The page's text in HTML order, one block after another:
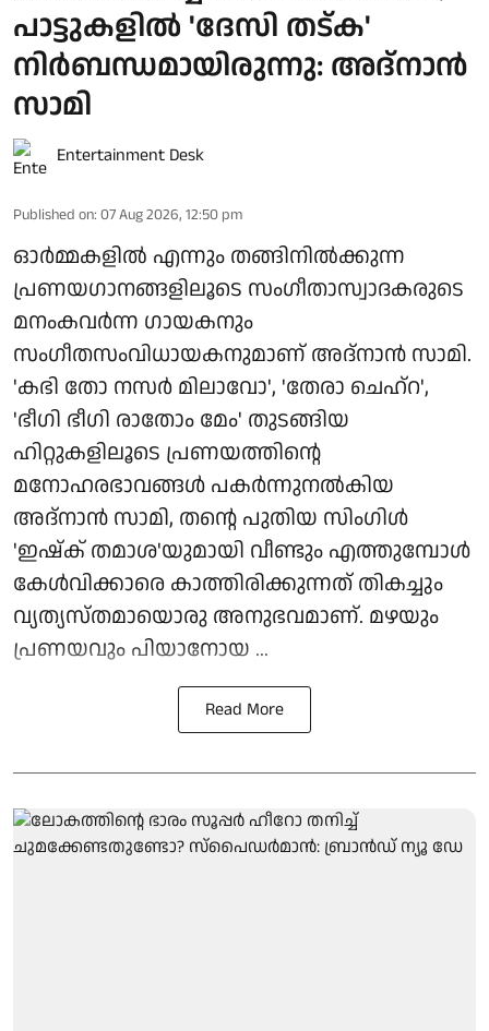
പാട്ടുകളിൽ 'ദേസി തട്ക'
നിർബന്ധമായിരുന്നു: അദ്നാൻ
സാമി
Entertainment Desk
Published on: 07 Aug 2026, 12:50 pm
ഓർമ്മകളിൽ എന്നും തങ്ങിനിൽക്കുന്ന
പ്രണയഗാനങ്ങളിലൂടെ സംഗീതാസ്വാദകരുടെ
മനംകവർന്ന ഗായകനും
സംഗീതസംവിധായകനുമാണ് അദ്നാൻ സാമി.
'കഭി തോ നസർ മിലാവോ', 'തേരാ ചെഹ്റ',
'ഭീഗി ഭീഗി രാതോം മേം' തുടങ്ങിയ
ഹിറ്റുകളിലൂടെ പ്രണയത്തിന്റെ
മനോഹരഭാവങ്ങൾ പകർന്നുനൽകിയ
അദ്നാൻ സാമി, തന്റെ പുതിയ സിംഗിൾ
'ഇഷ്ക് തമാശ'യുമായി വീണ്ടും എത്തുമ്പോൾ
കേൾവിക്കാരെ കാത്തിരിക്കുന്നത് തികച്ചും
വ്യത്യസ്തമായൊരു അനുഭവമാണ്. മഴയും
പ്രണയവും പിയാനോയ ...
Read More